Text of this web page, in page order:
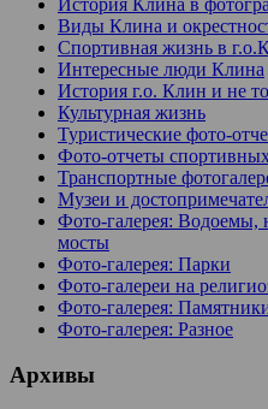
Виды Клина и
Спортивная жизнь в
Интересные люди Клина
История г.о. Клин и не
Культурная жизнь
Туристические фото-
Фото-отчеты
Транспортные
Музеи и
Фото-галерея:
мосты
Фото-галерея: Парки
Фото-галереи на
Фото-галерея:
Фото-галерея: Разное
Архивы